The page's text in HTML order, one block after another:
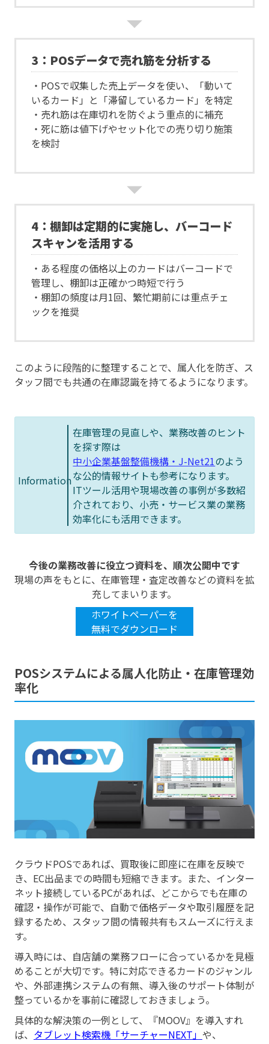
3：POSデータで売れ筋を分析する
・POSで収集した売上データを使い、「動いて
いるカード」と「滞留しているカード」を特定
・売れ筋は在庫切れを防ぐよう重点的に補充
・死に筋は値下げやセット化での売り切り施策
を検討
4：棚卸は定期的に実施し、バーコード
スキャンを活用する
・ある程度の価格以上のカードはバーコードで
管理し、棚卸は正確かつ時短で行う
・棚卸の頻度は月1回、繁忙期前には重点チェ
ックを推奨
このように段階的に整理することで、属人化を防ぎ、ス
タッフ間でも共通の在庫認識を持てるようになります。
Information
在庫管理の見直しや、業務改善のヒント
を探す際は
中小企業基盤整備機構・J-Net21のよう
な公的情報サイトも参考になります。
ITツール活用や現場改善の事例が多数紹
介されており、小売・サービス業の業務
効率化にも活用できます。
今後の業務改善に役立つ資料を、順次公開中です
現場の声をもとに、在庫管理・査定改善などの資料を拡
充してまいります。
ホワイトペーパーを
無料でダウンロード
POSシステムによる属人化防止・在庫管理効
率化
クラウドPOSであれば、買取後に即座に在庫を反映で
き、EC出品までの時間も短縮できます。また、インター
ネット接続しているPCがあれば、どこからでも在庫の
確認・操作が可能で、自動で価格データや取引履歴を記
録するため、スタッフ間の情報共有もスムーズに行えま
す。
導入時には、自店舗の業務フローに合っているかを見極
めることが大切です。特に対応できるカードのジャンル
や、外部連携システムの有無、導入後のサポート体制が
整っているかを事前に確認しておきましょう。
具体的な解決策の一例として、『MOOV』を導入すれ
ば、 タブレット検索機「サーチャーNEXT」 や、